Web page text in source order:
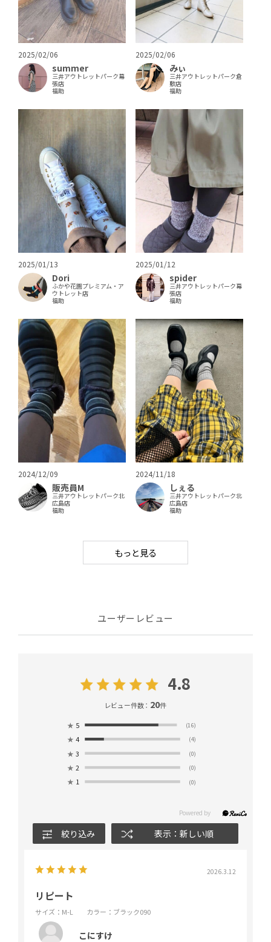
2025/02/06
summer
三井アウトレットパーク幕
張店
福助
2025/02/06
みぃ
三井アウトレットパーク倉
敷店
福助
2025/01/13
Dori
ふかや花園プレミアム・ア
ウトレット店
福助
2025/01/12
spider
三井アウトレットパーク幕
張店
福助
2024/12/09
販売員M
三井アウトレットパーク北
広島店
福助
2024/11/18
しぇる
三井アウトレットパーク北
広島店
福助
もっと見る
ユーザーレビュー
4.8
レビュー件数： 20件
★ 5 (16)
★ 4 (4)
★ 3 (0)
★ 2 (0)
★ 1 (0)
絞り込み 表示：新しい順
2026.3.12
リピート
サイズ：M-L カラー：ブラック090
こにすけ